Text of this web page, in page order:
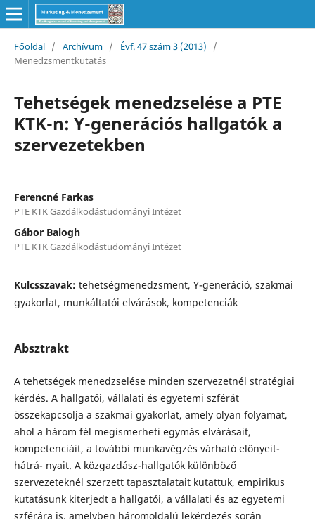
Főoldal / Archívum / Évf. 47 szám 3 (2013)
/
Menedzsmentkutatás
Tehetségek menedzselése a PTE
KTK-n: Y-generációs hallgatók a
szervezetekben
Ferencné Farkas
PTE KTK Gazdálkodástudományi Intézet
Gábor Balogh
PTE KTK Gazdálkodástudományi Intézet
Kulcsszavak: tehetségmenedzsment, Y-generáció, szakmai
gyakorlat, munkáltatói elvárások, kompetenciák
Absztrakt
A tehetségek menedzselése minden szervezetnél stratégiai
kérdés. A hallgatói, vállalati és egyetemi szférát
összekapcsolja a szakmai gyakorlat, amely olyan folyamat,
ahol a három fél megismerheti egymás elvárásait,
kompetenciáit, a további munkavégzés várható előnyeit-
hátrá- nyait. A közgazdász-hallgatók különböző
szervezeteknél szerzett tapasztalatait kutattuk, empirikus
kutatásunk kiterjedt a hallgatói, a vállalati és az egyetemi
szférára is, amelyben háromoldalú lekérdezés során